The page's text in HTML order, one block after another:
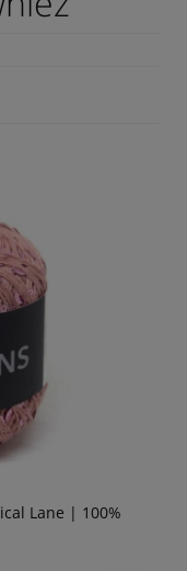
Lane | 100%